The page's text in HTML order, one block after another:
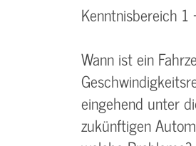
Kenntnisbereich
Wann ist ein
eingehend unter
zukünftigen